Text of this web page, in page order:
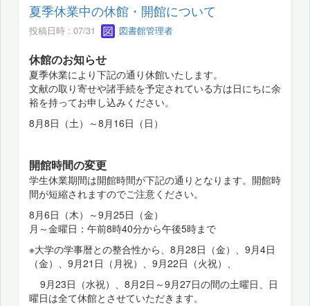
夏季休業中の休館・開館について
投稿日時 : 07/31 図書館管理者
休館のお知らせ
夏季休業により下記の通り休館いたします。
文献の取り寄せや諸手続を予定されている方は日にちに余
裕を持ってお申し込みください。
8月8日（土）～8月16日（日）
開館時間の変更
学生休業期間は開館時間が下記の通りとなります。開館時
間が短縮されますのでご注意ください。
8月6日（木）～9月25日（金）
月～金曜日：午前8時40分から午後5時まで
※大学の学事暦との整合性から、8月28日（金）、9月4日
（金）、9月21日（月祝）、9月22日（火祝）、
9月23日（水祝）、8月2日～9月27日の間の土曜日、日
曜日は全て休館とさせていただきます。